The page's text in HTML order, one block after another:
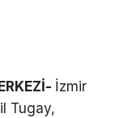
İzmir
Tugay,